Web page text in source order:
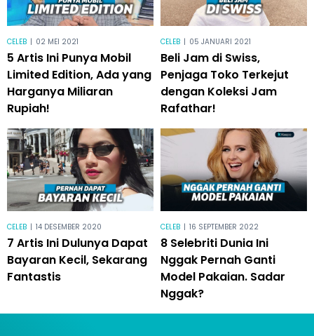
CELEB | 02 MEI 2021
5 Artis Ini Punya Mobil
Limited Edition, Ada yang
Harganya Miliaran
Rupiah!
CELEB | 05 JANUARI 2021
Beli Jam di Swiss,
Penjaga Toko Terkejut
dengan Koleksi Jam
Rafathar!
CELEB | 14 DESEMBER 2020
7 Artis Ini Dulunya Dapat
Bayaran Kecil, Sekarang
Fantastis
CELEB | 16 SEPTEMBER 2022
8 Selebriti Dunia Ini
Nggak Pernah Ganti
Model Pakaian. Sadar
Nggak?